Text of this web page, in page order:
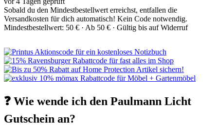
Sobald du den Mindestbestellwert erreichst, entfallen die
Versandkosten für dich automatisch! Kein Code notwendig.
Mindestbestellwert: 50 € · Ab 50 € · Gültig bis auf Widerruf
❓ Wie wende ich den Paulmann Licht
Gutschein an?